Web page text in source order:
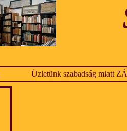
Üzletünk szabadság miatt